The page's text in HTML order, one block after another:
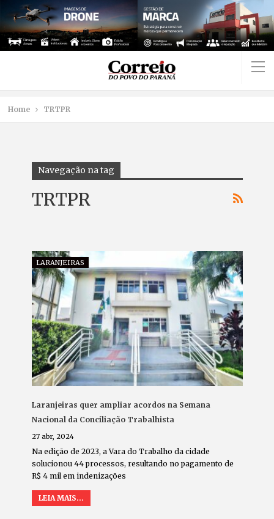
Home TRTPR
Navegação na tag
TRTPR
LARANJEIRAS
Laranjeiras quer ampliar acordos na Semana
Nacional da Conciliação Trabalhista
27 abr, 2024
Na edição de 2023, a Vara do Trabalho da cidade
solucionou 44 processos, resultando no pagamento de
R$ 4 mil em indenizações
LEIA MAIS...